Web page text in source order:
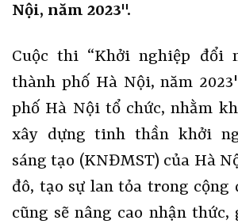
Nội, năm 2023".
Cuộc thi “Khởi nghiệp đổi
thành phố Hà Nội, năm
phố Hà Nội tổ chức, nhằm
xây dựng tinh thần khởi
sáng tạo (KNĐMST) của Hà
đô, tạo sự lan tỏa trong cộng
cũng sẽ nâng cao nhận thức,